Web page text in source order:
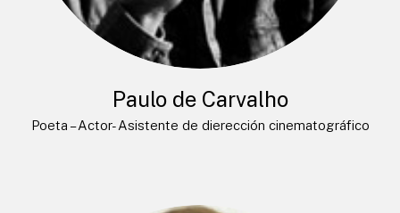
Paulo de Carvalho
Poeta – Actor- Asistente de dierección cinematográfico